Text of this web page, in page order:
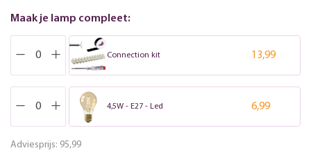
Maak je lamp compleet:
Connection kit 13,99
4,5W - E27 - Led 6,99
Adviesprijs: 95,99